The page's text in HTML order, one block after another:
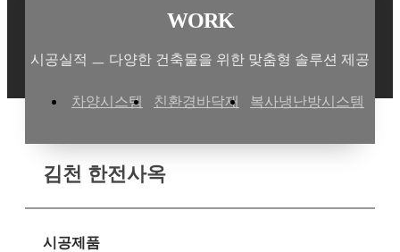
WORK
시공실적 ㅡ 다양한 건축물을 위한 맞춤형 솔루션 제공
차양시스템 친환경바닥재 복사냉난방시스템
김천 한전사옥
시공제품